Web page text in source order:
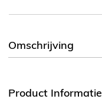
Omschrijving
Product Informatie